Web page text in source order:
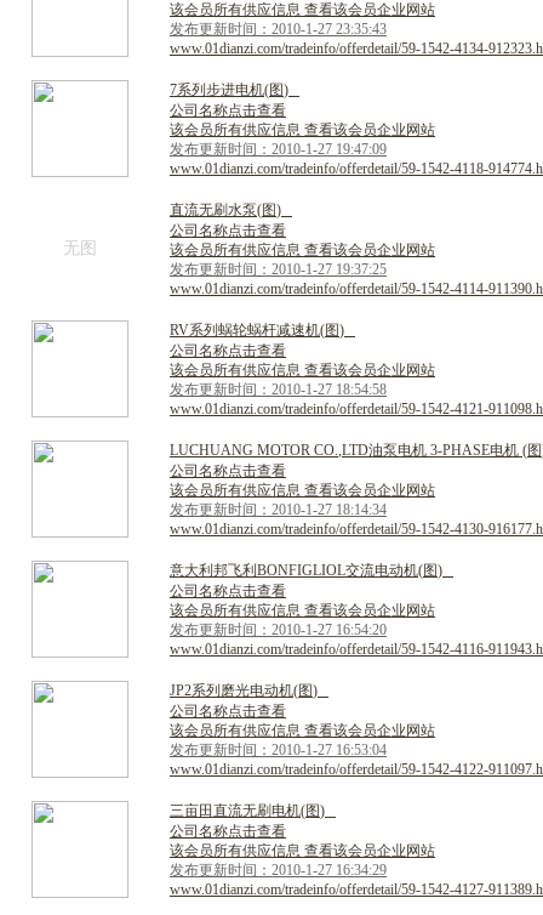
该会员所有供应信息 查看该会员企业网站
发布更新时间：2010-1-27 23:35:43
www.01dianzi.com/tradeinfo/offerdetail/59-1542-4134-
7系列 步进电机(图)
公司名称点击查看
该会员所有供应信息 查看该会员企业网站
发布更新时间：2010-1-27 19:47:09
www.01dianzi.com/tradeinfo/offerdetail/59-1542-4118-
无图
直流无刷水泵(图)
公司名称点击查看
该会员所有供应信息 查看该会员企业网站
发布更新时间：2010-1-27 19:37:25
www.01dianzi.com/tradeinfo/offerdetail/59-1542-4114-
RV系列 蜗轮蜗杆减速机(图)
公司名称点击查看
该会员所有供应信息 查看该会员企业网站
发布更新时间：2010-1-27 18:54:58
www.01dianzi.com/tradeinfo/offerdetail/59-1542-4121-
LUCHUANG MOTOR CO.,LTD油泵电机 3-PHASE电机 (图
公司名称点击查看
该会员所有供应信息 查看该会员企业网站
发布更新时间：2010-1-27 18:14:34
www.01dianzi.com/tradeinfo/offerdetail/59-1542-4130-
意大利 邦飞利 BONFIGLIOL交流电动机(图)
公司名称点击查看
该会员所有供应信息 查看该会员企业网站
发布更新时间：2010-1-27 16:54:20
www.01dianzi.com/tradeinfo/offerdetail/59-1542-4116-
JP2系列 磨光电动机(图)
公司名称点击查看
该会员所有供应信息 查看该会员企业网站
发布更新时间：2010-1-27 16:53:04
www.01dianzi.com/tradeinfo/offerdetail/59-1542-4122-
三亩田直流无刷 电机(图)
公司名称点击查看
该会员所有供应信息 查看该会员企业网站
发布更新时间：2010-1-27 16:34:29
www.01dianzi.com/tradeinfo/offerdetail/59-1542-4127-